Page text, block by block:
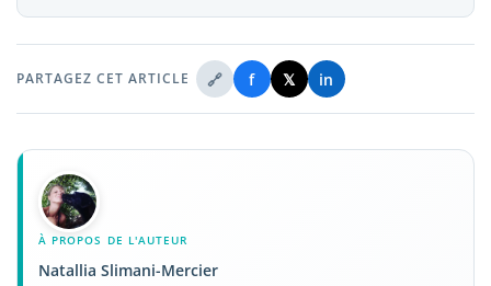
PARTAGEZ CET ARTICLE 🔗 f 𝕏 in
À PROPOS DE L'AUTEUR
Natallia Slimani-Mercier